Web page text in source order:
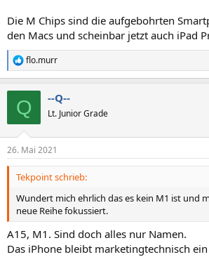
Die M Chips sind die aufgebohrten
den Macs und scheinbar jetzt auch iPad
R
e
e
n
flo.murr
Q --Q--
Lt. Junior Grade
26. Mai 2021
Tekpoint schrieb:
Wundert mich ehrlich das es kein M1 ist und
neue Reihe fokussiert.
A15, M1. Sind doch alles nur Namen.
Das iPhone bleibt marketingtechnisch ein